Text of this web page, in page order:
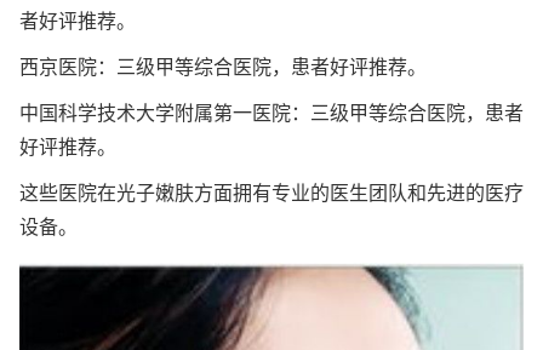
者好评推荐。
西京医院：三级甲等综合医院，患者好评推荐。
中国科学技术大学附属第一医院：三级甲等综合医院，患者
好评推荐。
这些医院在光子嫩肤方面拥有专业的医生团队和先进的医疗
设备。